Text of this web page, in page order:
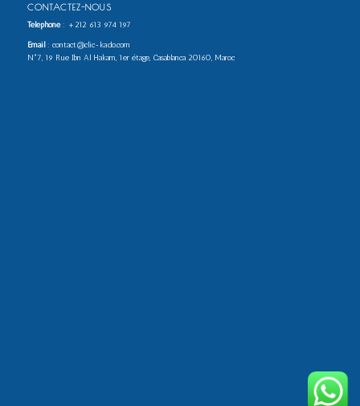
CONTACTEZ-NOUS
Téléphone: +212 613 974 197
Email: contact@clic-kado.com
N°7, 19 Rue Ibn Al Hakam, 1er étage, Casablanca 20160, Maroc